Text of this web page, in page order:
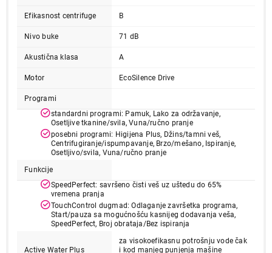
Efikasnost centrifuge B
Nivo buke 71 dB
Akustična klasa A
Motor EcoSilence Drive
Programi
standardni programi: Pamuk, Lako za održavanje,
Osetljive tkanine/svila, Vuna/ručno pranje
posebni programi: Higijena Plus, Džins/tamni veš,
Centrifugiranje/ispumpavanje, Brzo/mešano, Ispiranje,
Osetljivo/svila, Vuna/ručno pranje
Funkcije
SpeedPerfect: savršeno čisti veš uz uštedu do 65%
vremena pranja
TouchControl dugmad: Odlaganje završetka programa,
Start/pauza sa mogućnošću kasnijeg dodavanja veša,
SpeedPerfect, Broj obrataja/Bez ispiranja
Active Water Plus
za visokoefikasnu potrošnju vode čak
i kod manjeg punjenja mašine
49.999,00
MAŠINE ZA PRANJE VEŠA
BOSCH WGE03200BY
Proizvod je dodat u korpu.
Ukupno u korpi:0,00
Nastavi kupovinu